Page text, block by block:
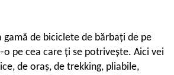
gamă de biciclete de bărbați de pe
o pe cea care ți se potrivește. Aici vei
de oraș, de trekking, pliabile,